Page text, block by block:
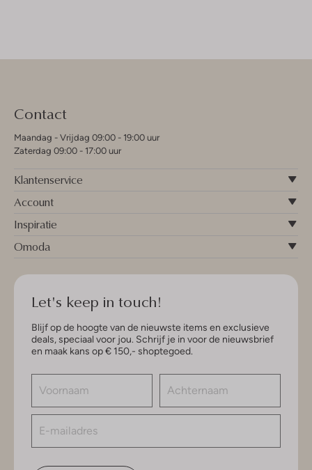
Contact
Maandag - Vrijdag 09:00 - 19:00 uur
Zaterdag 09:00 - 17:00 uur
Klantenservice
Account
Inspiratie
Omoda
Let's keep in touch!
Blijf op de hoogte van de nieuwste items en exclusieve
deals, speciaal voor jou. Schrijf je in voor de nieuwsbrief
en maak kans op € 150,- shoptegoed.